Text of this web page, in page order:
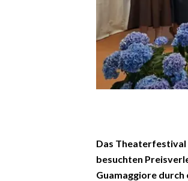
Das Theaterfestival
besuchten
Guamaggiore durch